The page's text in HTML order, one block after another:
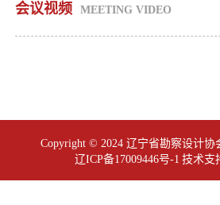
会议视频 MEETING VIDEO
Copyright © 2024 辽宁省勘察设计协
辽ICP备17009446号-1 技术支